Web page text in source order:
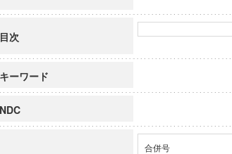
目次
キーワード
NDC
合併号